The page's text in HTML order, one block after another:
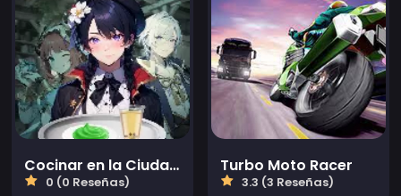
Cocinar en la Ciudad de los Vientos
0 (0 Reseñas)
Turbo Moto Racer
3.3 (3 Reseñas)